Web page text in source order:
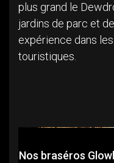
plus grand le
jardins de parc et
expérience dans
touristiques.
Nos braséros